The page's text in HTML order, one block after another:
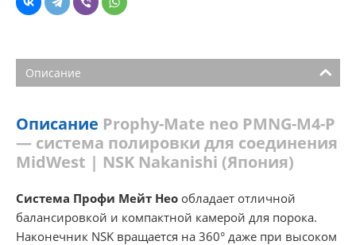
Описание
Описание Prophy-Mate neo PMNG-M4-P
— система полировки для соединения
MidWest | NSK Nakanishi (Япония)
Система Профи Мейт Нео обладает отличной
балансировкой и компактной камерой для порока.
Наконечник NSK вращается на 360° даже при высоком